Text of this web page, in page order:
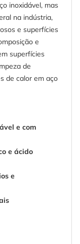
inoxidável, mas
na indústria,
e superfícies
e
superfícies
de
de calor em aço
e com
e ácido
e